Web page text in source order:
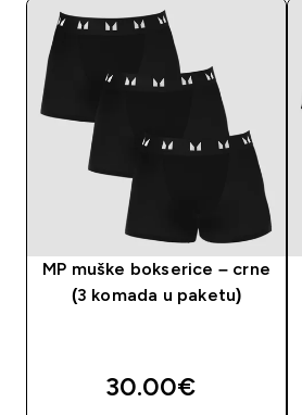
MP muške bokserice – crne
(3 komada u paketu)
30.00€‎